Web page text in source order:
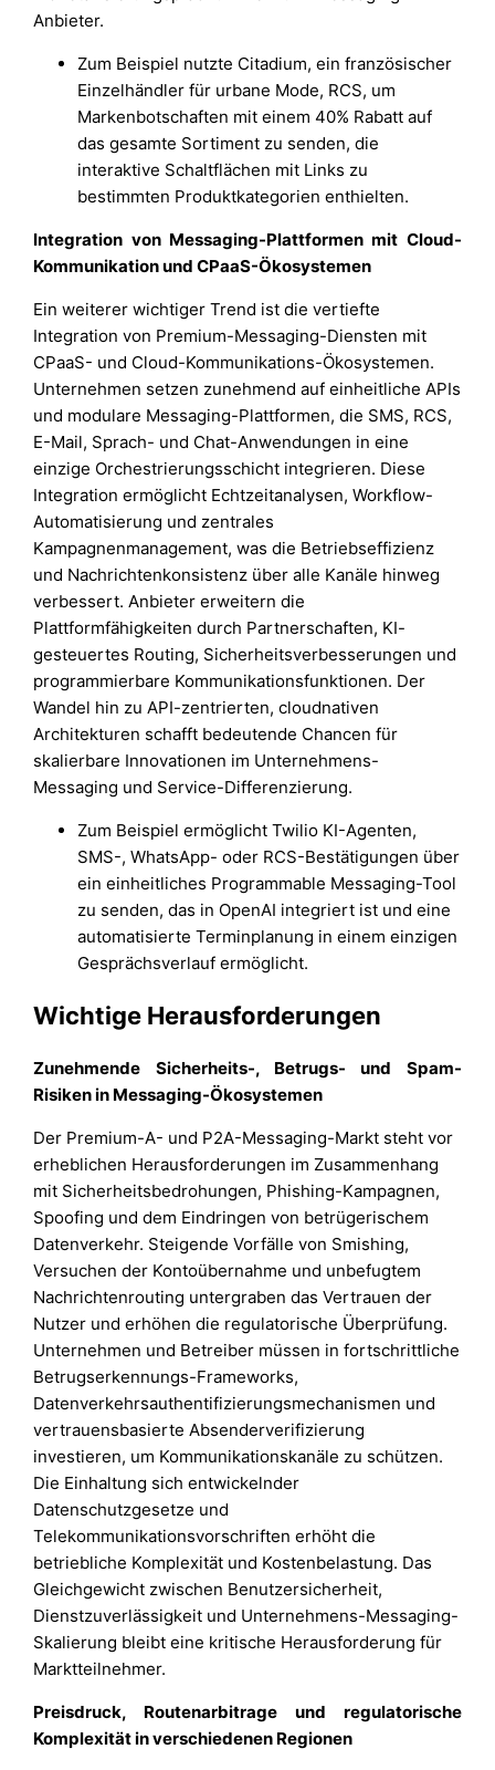
Anbieter.
Zum Beispiel nutzte Citadium, ein französischer
Einzelhändler für urbane Mode, RCS, um
Markenbotschaften mit einem 40% Rabatt auf
das gesamte Sortiment zu senden, die
interaktive Schaltflächen mit Links zu
bestimmten Produktkategorien enthielten.
Integration von Messaging-Plattformen mit Cloud-
Kommunikation und CPaaS-Ökosystemen
Ein weiterer wichtiger Trend ist die vertiefte
Integration von Premium-Messaging-Diensten mit
CPaaS- und Cloud-Kommunikations-Ökosystemen.
Unternehmen setzen zunehmend auf einheitliche APIs
und modulare Messaging-Plattformen, die SMS, RCS,
E-Mail, Sprach- und Chat-Anwendungen in eine
einzige Orchestrierungsschicht integrieren. Diese
Integration ermöglicht Echtzeitanalysen, Workflow-
Automatisierung und zentrales
Kampagnenmanagement, was die Betriebseffizienz
und Nachrichtenkonsistenz über alle Kanäle hinweg
verbessert. Anbieter erweitern die
Plattformfähigkeiten durch Partnerschaften, KI-
gesteuertes Routing, Sicherheitsverbesserungen und
programmierbare Kommunikationsfunktionen. Der
Wandel hin zu API-zentrierten, cloudnativen
Architekturen schafft bedeutende Chancen für
skalierbare Innovationen im Unternehmens-
Messaging und Service-Differenzierung.
Zum Beispiel ermöglicht Twilio KI-Agenten,
SMS-, WhatsApp- oder RCS-Bestätigungen über
ein einheitliches Programmable Messaging-Tool
zu senden, das in OpenAI integriert ist und eine
automatisierte Terminplanung in einem einzigen
Gesprächsverlauf ermöglicht.
Wichtige Herausforderungen
Zunehmende Sicherheits-, Betrugs- und Spam-
Risiken in Messaging-Ökosystemen
Der Premium-A- und P2A-Messaging-Markt steht vor
erheblichen Herausforderungen im Zusammenhang
mit Sicherheitsbedrohungen, Phishing-Kampagnen,
Spoofing und dem Eindringen von betrügerischem
Datenverkehr. Steigende Vorfälle von Smishing,
Versuchen der Kontoübernahme und unbefugtem
Nachrichtenrouting untergraben das Vertrauen der
Nutzer und erhöhen die regulatorische Überprüfung.
Unternehmen und Betreiber müssen in fortschrittliche
Betrugserkennungs-Frameworks,
Datenverkehrsauthentifizierungsmechanismen und
vertrauensbasierte Absenderverifizierung
investieren, um Kommunikationskanäle zu schützen.
Die Einhaltung sich entwickelnder
Datenschutzgesetze und
Telekommunikationsvorschriften erhöht die
betriebliche Komplexität und Kostenbelastung. Das
Gleichgewicht zwischen Benutzersicherheit,
Dienstzuverlässigkeit und Unternehmens-Messaging-
Skalierung bleibt eine kritische Herausforderung für
Marktteilnehmer.
Preisdruck, Routenarbitrage und regulatorische
Komplexität in verschiedenen Regionen